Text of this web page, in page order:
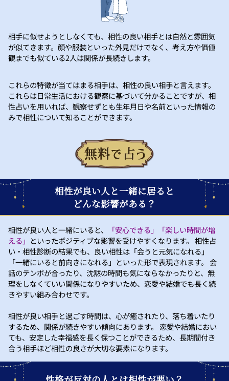
相手に似せようとしなくても、相性の良い相手とは自然と雰囲気
が似てきます。顔や服装といった外見だけでなく、考え方や価値
観までも似ている2人は関係が長続きします。
これらの特徴が当てはまる相手は、相性の良い相手と言えます。
これらは日常生活における観察に基づいて分かることですが、相
性占いを用いれば、観察せずとも生年月日や名前といった情報の
みで相性について知ることができます。
相性が良い人と一緒に居ると
どんな影響がある？
相性が良い人と一緒にいると、
「安心できる」「楽しい時間が増
える」 といったポジティブな影響を受けやすくなります。 相性占
い・相性診断の結果でも、良い相性は「会うと元気になれる」
「一緒にいると前向きになれる」といった形で表現されます。 会
話のテンポが合ったり、沈黙の時間も気にならなかったりと、無
理をしなくていい関係になりやすいため、恋愛や結婚でも長く続
きやすい組み合わせです。
相性が良い相手と過ごす時間は、心が癒されたり、落ち着いたり
するため、関係が続きやすい傾向にあります。 恋愛や結婚におい
ても、安定した幸福感を長く保つことができるため、長期間付き
合う相手ほど相性の良さが大切な要素になります。